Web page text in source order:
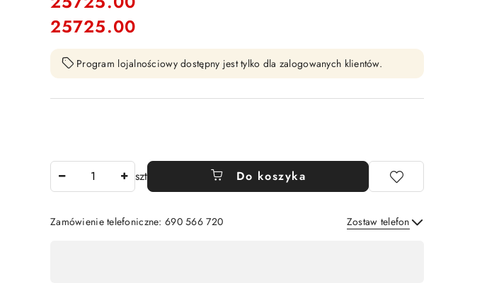
Cena:
25725.00
Program lojalnościowy dostępny jest tylko dla zalogowanych klientów.
szt Do koszyka
Zamówienie telefoniczne: 690 566 720 Zostaw telefon